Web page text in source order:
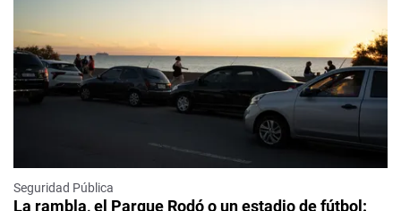
Seguridad Pública
La rambla, el Parque Rodó o un estadio de fútbol: